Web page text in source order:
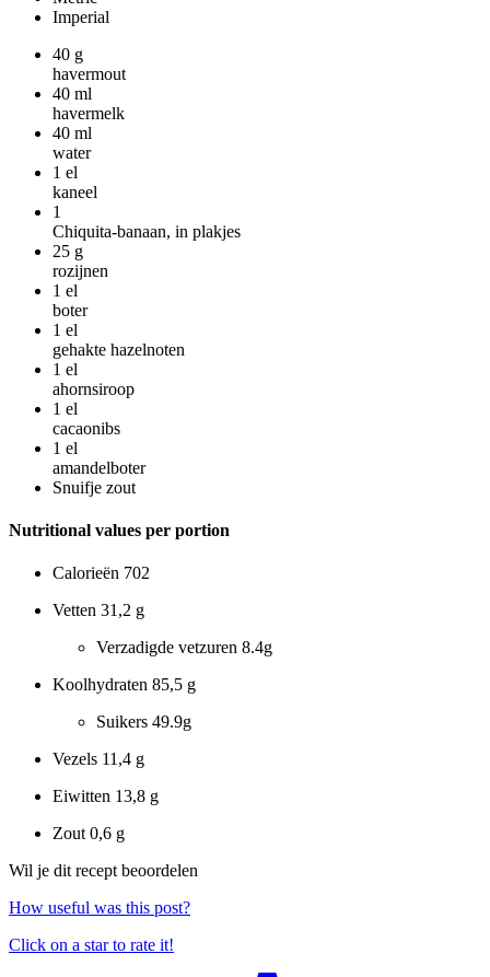
Imperial
40 g
havermout
40 ml
havermelk
40 ml
water
1 el
kaneel
1
Chiquita-banaan, in plakjes
25 g
rozijnen
1 el
boter
1 el
gehakte hazelnoten
1 el
ahornsiroop
1 el
cacaonibs
1 el
amandelboter
Snuifje zout
Nutritional values per portion
Calorieën 702
Vetten 31,2 g
Verzadigde vetzuren 8.4g
Koolhydraten 85,5 g
Suikers 49.9g
Vezels 11,4 g
Eiwitten 13,8 g
Zout 0,6 g
Wil je dit recept beoordelen
How useful was this post?
Click on a star to rate it!